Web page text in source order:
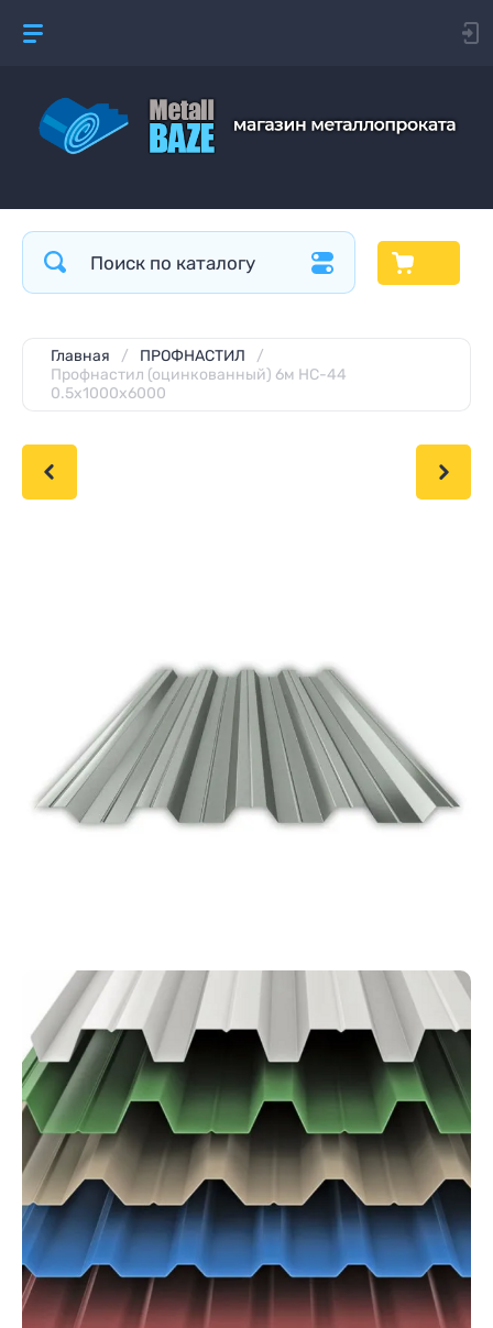
Главная / ПРОФНАСТИЛ
/
Профнастил (оцинкованный) 6м HС-44
0.5х1000х6000